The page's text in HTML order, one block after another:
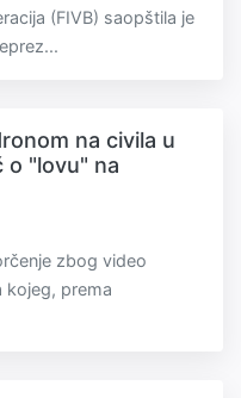
(FIVB) saopštila je
na civila u
o "lovu" na
zbog video
kojeg, prema